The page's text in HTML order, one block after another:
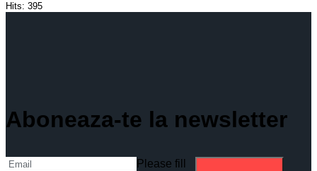
Hits: 395
Aboneaza-te la newsletter
Please fill